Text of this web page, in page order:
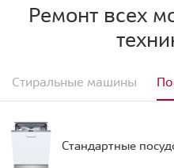
Ремонт всех
Стиральные машины
Стандартные